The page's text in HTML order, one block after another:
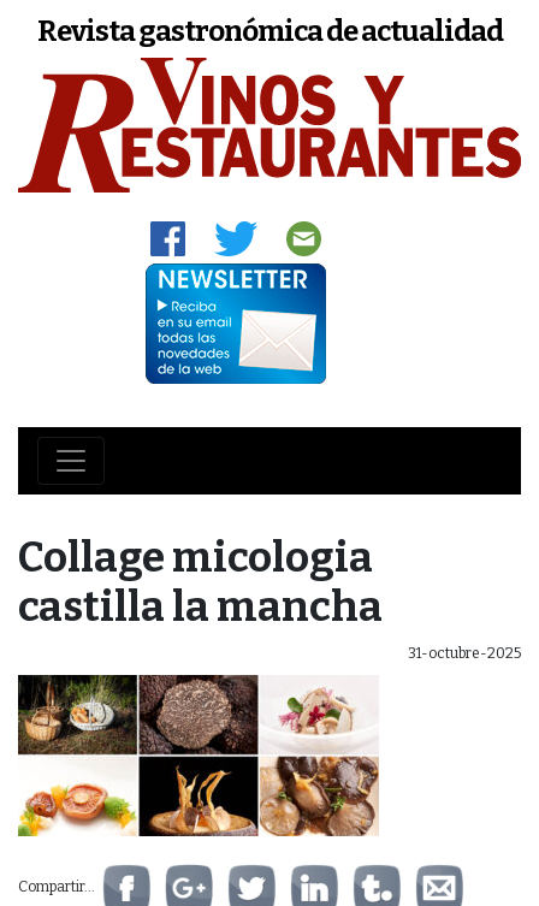
Revista gastronómica de actualidad
Collage micologia
castilla la mancha
31-octubre-2025
Compartir...